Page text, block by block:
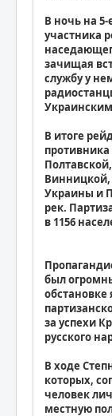
В ночь на
участника
зачищая
службу у
В итоге
противника
Винницкой,
Украины и
рек.
в 1156
был
обстановке
за успехи
русского
В ходе
которых,
человек
местную